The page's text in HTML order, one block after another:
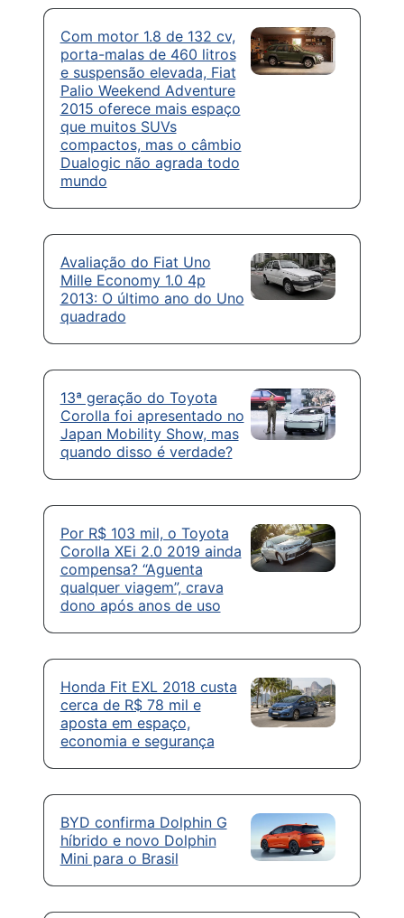
Com motor 1.8 de 132 cv,
porta-malas de 460 litros
e suspensão elevada, Fiat
Palio Weekend Adventure
2015 oferece mais espaço
que muitos SUVs
compactos, mas o câmbio
Dualogic não agrada todo
mundo
Avaliação do Fiat Uno
Mille Economy 1.0 4p
2013: O último ano do Uno
quadrado
13ª geração do Toyota
Corolla foi apresentado no
Japan Mobility Show, mas
quando disso é verdade?
Por R$ 103 mil, o Toyota
Corolla XEi 2.0 2019 ainda
compensa? “Aguenta
qualquer viagem”, crava
dono após anos de uso
Honda Fit EXL 2018 custa
cerca de R$ 78 mil e
aposta em espaço,
economia e segurança
BYD confirma Dolphin G
híbrido e novo Dolphin
Mini para o Brasil